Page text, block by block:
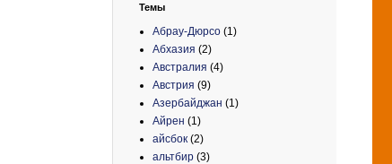
Темы
Абрау-Дюрсо (1)
Абхазия (2)
Австралия (4)
Австрия (9)
Азербайджан (1)
Айрен (1)
айсбок (2)
альтбир (3)